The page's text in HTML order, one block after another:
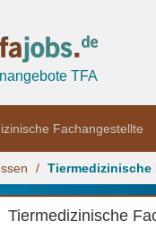
TFA
Fachangestellte